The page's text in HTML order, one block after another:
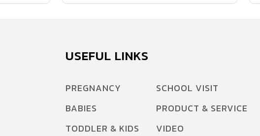
USEFUL LINKS
PREGNANCY
BABIES
TODDLER & KIDS
SCHOOL VISIT
PRODUCT & SERVICE
VIDEO